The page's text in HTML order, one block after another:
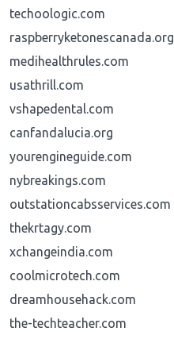
techoologic.com
raspberryketonescanada.org
medihealthrules.com
usathrill.com
vshapedental.com
canfandalucia.org
yourengineguide.com
nybreakings.com
outstationcabsservices.com
thekrtagy.com
xchangeindia.com
coolmicrotech.com
dreamhousehack.com
the-techteacher.com